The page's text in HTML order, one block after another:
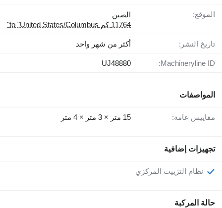
الموقع:
الصين
11764 كم to "United States/Columbus"
تاريخ النشر: أكثر من شهر واحد
Machineryline ID:
UJ48880
المواصفات
مقاييس عامة: 15 متر × 3 متر × 4 متر
تجهيزات إضافية
نظام التزييت المركزي
حالة المركبة